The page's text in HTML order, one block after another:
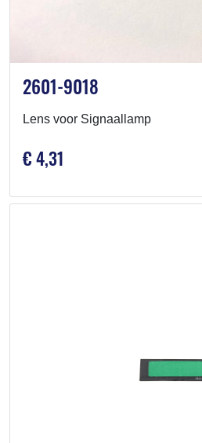
2601-9018
Lens voor Signaallamp
€ 4,31